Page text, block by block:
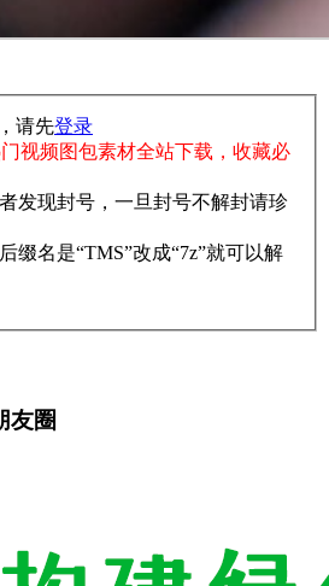
请先登录
视频图包素材全站下载，收藏必
发现封号，一旦封号不解封请珍
缀名是“TMS”改成“7z”就可以解
友圈